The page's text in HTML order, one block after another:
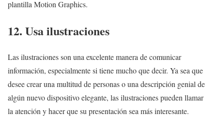
plantilla Motion Graphics.
12. Usa ilustraciones
Las ilustraciones son una excelente manera de comunicar
información, especialmente si tiene mucho que decir. Ya sea que
desee crear una multitud de personas o una descripción genial de
algún nuevo dispositivo elegante, las ilustraciones pueden llamar
la atención y hacer que su presentación sea más interesante.